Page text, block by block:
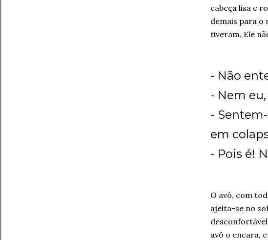
cabeça lisa e
demais para o
tiveram. Ele
- Não
- Nem
-
em
- Pois é!
O avô, com
ajeita-se no
avô o encara,